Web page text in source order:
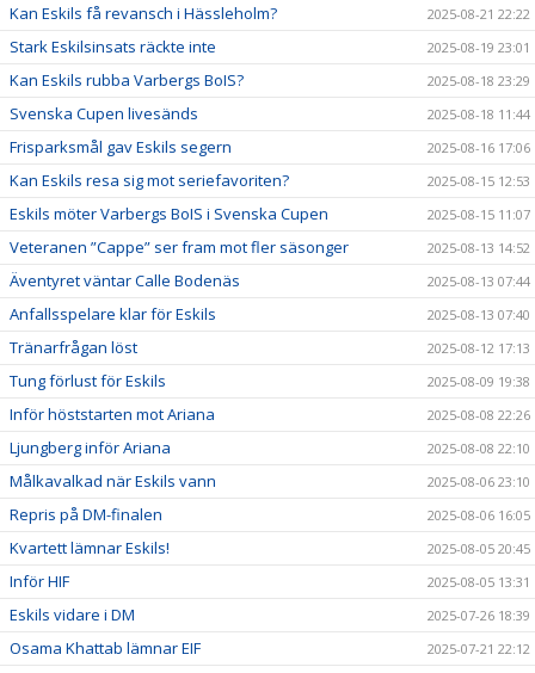
Kan Eskils få revansch i Hässleholm? 2025-08-21 22:22
Stark Eskilsinsats räckte inte 2025-08-19 23:01
Kan Eskils rubba Varbergs BoIS? 2025-08-18 23:29
Svenska Cupen livesänds 2025-08-18 11:44
Frisparksmål gav Eskils segern 2025-08-16 17:06
Kan Eskils resa sig mot seriefavoriten? 2025-08-15 12:53
Eskils möter Varbergs BoIS i Svenska Cupen 2025-08-15 11:07
Veteranen ”Cappe” ser fram mot fler säsonger 2025-08-13 14:52
Äventyret väntar Calle Bodenäs 2025-08-13 07:44
Anfallsspelare klar för Eskils 2025-08-13 07:40
Tränarfrågan löst 2025-08-12 17:13
Tung förlust för Eskils 2025-08-09 19:38
Inför höststarten mot Ariana 2025-08-08 22:26
Ljungberg inför Ariana 2025-08-08 22:10
Målkavalkad när Eskils vann 2025-08-06 23:10
Repris på DM-finalen 2025-08-06 16:05
Kvartett lämnar Eskils! 2025-08-05 20:45
Inför HIF 2025-08-05 13:31
Eskils vidare i DM 2025-07-26 18:39
Osama Khattab lämnar EIF 2025-07-21 22:12